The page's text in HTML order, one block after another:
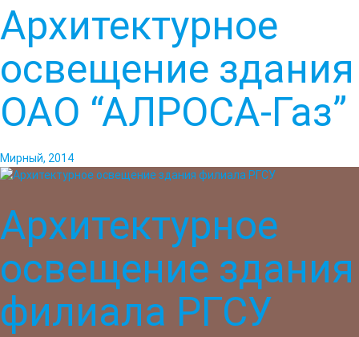
Архитектурное
освещение здания
ОАО “АЛРОСА-Газ”
Мирный, 2014
Архитектурное
освещение здания
филиала РГСУ